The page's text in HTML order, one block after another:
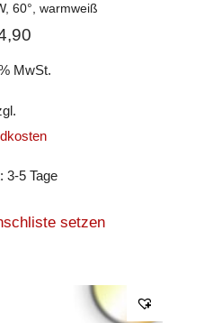
60°, warmweiß
MwSt.
3-5 Tage
setzen